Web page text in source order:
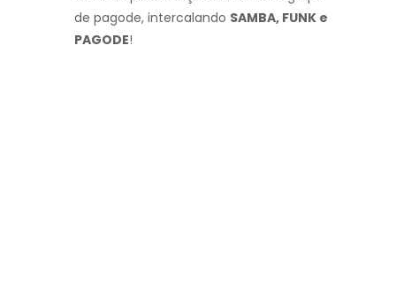
de pagode, intercalando SAMBA, FUNK e
PAGODE!